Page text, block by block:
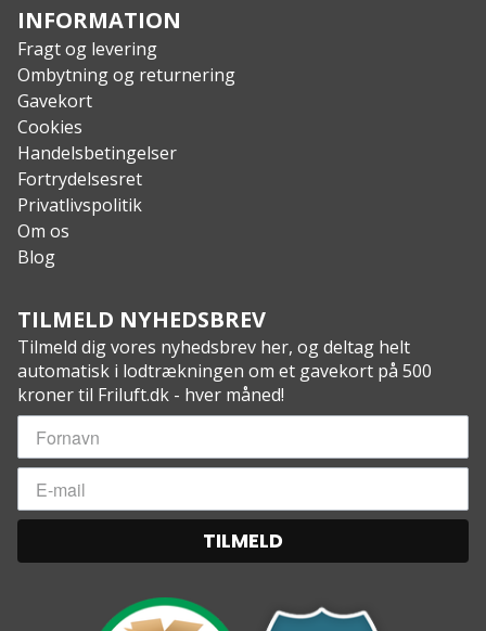
og lommer
Udvendig lynlåslomme på forsiden
Ventilerede, justerbare og polstrede
skulderstropper med d-ringe til montering af
karabiner
Justerbare taljestropper, med skjult
opbevaringsrum til når de ikke er i brug
Ventileret rygstykke
MOLLE kompatibel
4 justerbare kompressionsstropper i siderne
Justerbare mesh net i siderne med lukkesystem
Velcro på forsiden til mærker og badges
Specs:
Ydermateriale: Heavy Duty 600D, 100% nylon
Vægt: 1.080 g
Volumen: 35 liter
Størrelse: H: 48 cm, B: 36 cm, D: 16 cm
INFORMATION
Fragt og levering
Ombytning og returnering
Gavekort
Cookies
Handelsbetingelser
Fortrydelsesret
Privatlivspolitik
Om os
Blog
TILMELD NYHEDSBREV
Tilmeld dig vores nyhedsbrev her, og deltag helt
automatisk i lodtrækningen om et gavekort på 500
kroner til Friluft.dk - hver måned!
TILMELD